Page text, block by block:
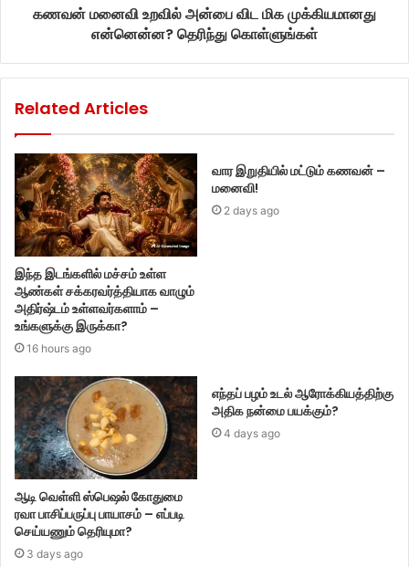
கணவன் மனைவி உறவில் அன்பை விட மிக முக்கியமானது
என்னென்ன? தெரிந்து கொள்ளுங்கள்
Related Articles
இந்த இடங்களில் மச்சம் உள்ள
ஆண்கள் சக்கரவர்த்தியாக வாழும்
அதிர்ஷ்டம் உள்ளவர்களாம் –
உங்களுக்கு இருக்கா?
16 hours ago
வார இறுதியில் மட்டும் கணவன் –
மனைவி!
2 days ago
ஆடி வெள்ளி ஸ்பெஷல் கோதுமை
ரவா பாசிப்பருப்பு பாயாசம் – எப்படி
செய்யணும் தெரியுமா?
3 days ago
எந்தப் பழம் உடல் ஆரோக்கியத்திற்கு
அதிக நன்மை பயக்கும்?
4 days ago